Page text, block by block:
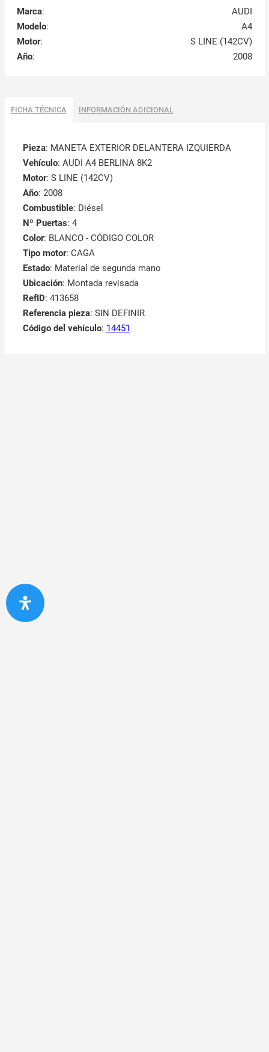
Marca:
AUDI
Modelo:
A4
Motor:
S LINE (142CV)
Año: 2008
FICHA TÉCNICA INFORMACIÓN ADICIONAL
Pieza: MANETA EXTERIOR DELANTERA IZQUIERDA
Vehículo: AUDI A4 BERLINA 8K2
Motor: S LINE (142CV)
Año: 2008
Combustible: Diésel
Nº Puertas: 4
Color: BLANCO - CÓDIGO COLOR
Tipo motor: CAGA
Estado: Material de segunda mano
Ubicación: Montada revisada
RefID: 413658
Referencia pieza: SIN DEFINIR
Código del vehículo: 14451